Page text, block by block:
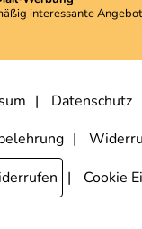
interessante
wird nicht an andere
statistischen Zwecken
mit Wirkung für die
am Ende des
Datenschutz
Cookie